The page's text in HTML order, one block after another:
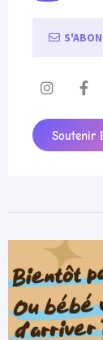
Soutenir